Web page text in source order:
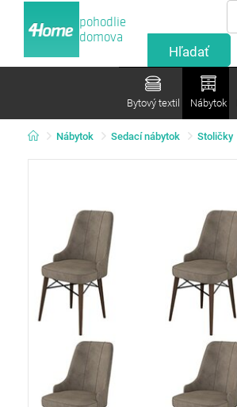
pohodlie
domova
Bytový textil Nábytok
Nábytok Sedací nábytok Stoličky